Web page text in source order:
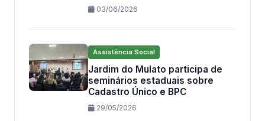
03/06/2026
Assistência Social
Jardim do Mulato participa de
seminários estaduais sobre
Cadastro Único e BPC
29/05/2026